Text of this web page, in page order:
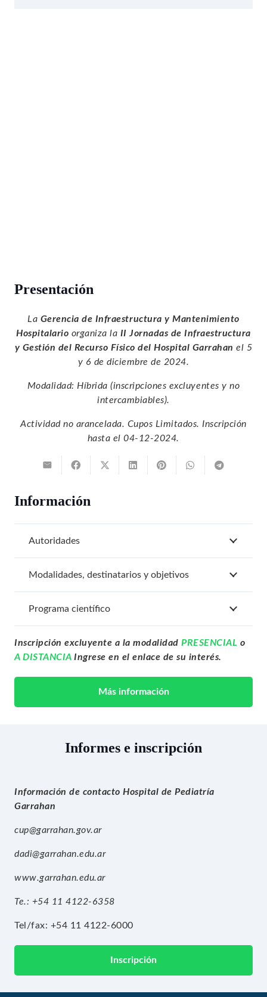
Presentación
La Gerencia de Infraestructura y Mantenimiento
Hospitalario organiza la II Jornadas de Infraestructura
y Gestión del Recurso Físico del Hospital Garrahan el 5
y 6 de diciembre de 2024.
Modalidad: Híbrida (inscripciones excluyentes y no
intercambiables).
Actividad no arancelada. Cupos Limitados. Inscripción
hasta el 04-12-2024.
Información
Autoridades
Modalidades, destinatarios y objetivos
Programa científico
Inscripción excluyente a la modalidadPRESENCIAL o
A DISTANCIAIngrese en el enlace de su interés.
Más información
Informes e inscripción
Información de contacto Hospital de Pediatría
Garrahan
cup@garrahan.gov.ar
dadi@garrahan.edu.ar
www.garrahan.edu.ar
Te.: +54 11 4122-6358
Tel/fax: +54 11 4122-6000
Inscripción